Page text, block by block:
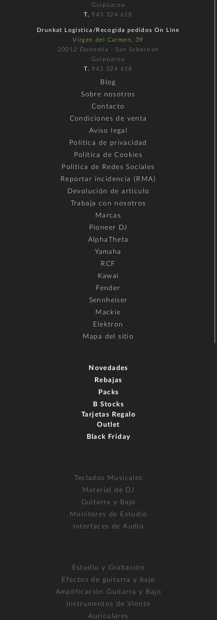
Guipúzcoa
T. 943 324 618
Drunkat Logística/Recogida pedidos On Line
Virgen del Carmen, 39
20012 Donostia - San Sebastián
Guipúzcoa
T. 943 324 618
Blog
Sobre nosotros
Contacto
Condiciones de venta
Aviso legal
Política de privacidad
Política de Cookies
Política de Redes Sociales
Reportar incidencia (RMA)
Devolución de artículo
Trabaja con nosotros
Marcas
Pioneer DJ
AlphaTheta
Yamaha
RCF
Kawai
Fender
Sennheiser
Mackie
Elektron
Mapa del sitio
Novedades
Rebajas
Packs
B Stocks
Tarjetas Regalo
Outlet
Black Friday
Teclados Musicales
Material de DJ
Guitarra y Bajo
Monitores de Estudio
Interfaces de Audio
Estudio y Grabación
Efectos de guitarra y bajo
Amplificación Guitarra y Bajo
Instrumentos de Viento
Auriculares